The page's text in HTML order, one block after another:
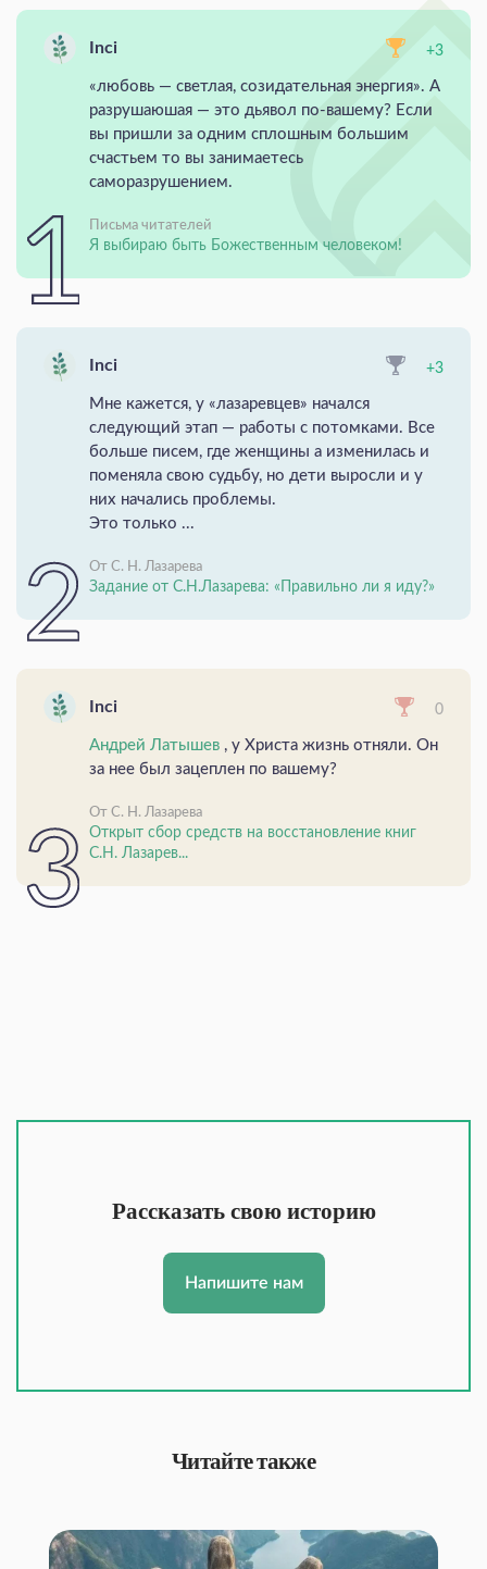
Inci +3
«любовь — светлая, созидательная энергия». А
разрушаюшая — это дьявол по-вашему? Если
вы пришли за одним сплошным большим
счастьем то вы занимаетесь
саморазрушением.
Письма читателей
Я выбираю быть Божественным человеком!
Inci +3
Мне кажется, у «лазаревцев» начался
следующий этап — работы с потомками. Все
больше писем, где женщины а изменилась и
поменяла свою судьбу, но дети выросли и у
них начались проблемы.
Это только ...
От С. Н. Лазарева
Задание от С.Н.Лазарева: «Правильно ли я иду?»
Inci 0
Андрей Латышев , у Христа жизнь отняли. Он
за нее был зацеплен по вашему?
От С. Н. Лазарева
Открыт сбор средств на восстановление книг
С.Н. Лазарев...
Рассказать свою историю
Напишите нам
Читайте также